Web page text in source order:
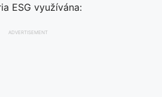
ESG využívána:
ADVERTISEMENT